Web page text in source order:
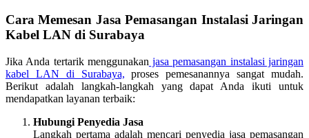
Cara Memesan Jasa Pemasangan Instalasi Jaringan
Kabel LAN di Surabaya
Jika Anda tertarik menggunakan jasa pemasangan instalasi jaringan
kabel LAN di Surabaya, proses pemesanannya sangat mudah.
Berikut adalah langkah-langkah yang dapat Anda ikuti untuk
mendapatkan layanan terbaik:
Hubungi Penyedia Jasa
Langkah pertama adalah mencari penyedia jasa pemasangan